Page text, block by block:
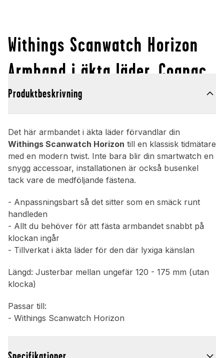
Withings Scanwatch Horizon
Armband i äkta läder, Cognac
Produktbeskrivning
Det här armbandet i äkta läder förvandlar din
Withings Scanwatch Horizon till en klassisk tidmätare
med en modern twist. Inte bara blir din smartwatch en
snygg accessoar, installationen är också busenkel
tack vare de medföljande fästena.
- Anpassningsbart så det sitter som en smäck runt
handleden
- Allt du behöver för att fästa armbandet snabbt på
klockan ingår
- Tillverkat i äkta läder för den där lyxiga känslan
Längd: Justerbar mellan ungefär 120 - 175 mm (utan
klocka)
Passar till:
- Withings Scanwatch Horizon